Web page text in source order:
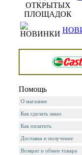
Помощь
О магазине
Как сделать заказ
Как оплатить
Доставка и получение
Возврат и обмен товара